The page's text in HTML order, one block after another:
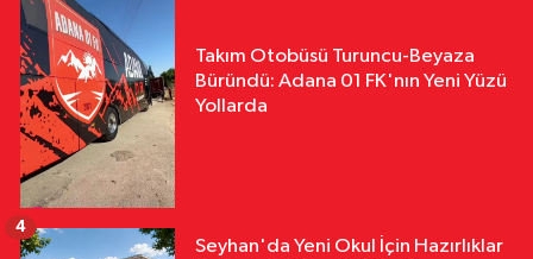
Takım Otobüsü Turuncu-Beyaza
Büründü: Adana 01 FK'nın Yeni Yüzü
Yollarda
Seyhan'da Yeni Okul İçin Hazırlıklar
4